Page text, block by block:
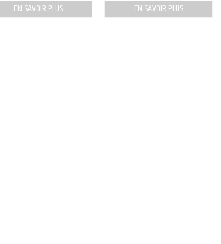
EN SAVOIR PLUS EN SAVOIR PLUS